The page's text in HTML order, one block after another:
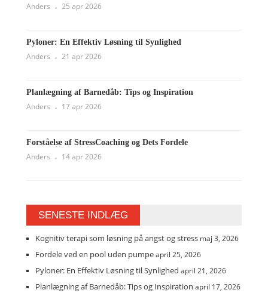
Anders 25 apr 2026
Pyloner: En Effektiv Løsning til Synlighed
Anders 21 apr 2026
Planlægning af Barnedåb: Tips og Inspiration
Anders 17 apr 2026
Forståelse af StressCoaching og Dets Fordele
Anders 14 apr 2026
SENESTE INDLÆG
Kognitiv terapi som løsning på angst og stress maj 3, 2026
Fordele ved en pool uden pumpeapril 25, 2026
Pyloner: En Effektiv Løsning til Synlighed april 21, 2026
Planlægning af Barnedåb: Tips og Inspiration april 17, 2026